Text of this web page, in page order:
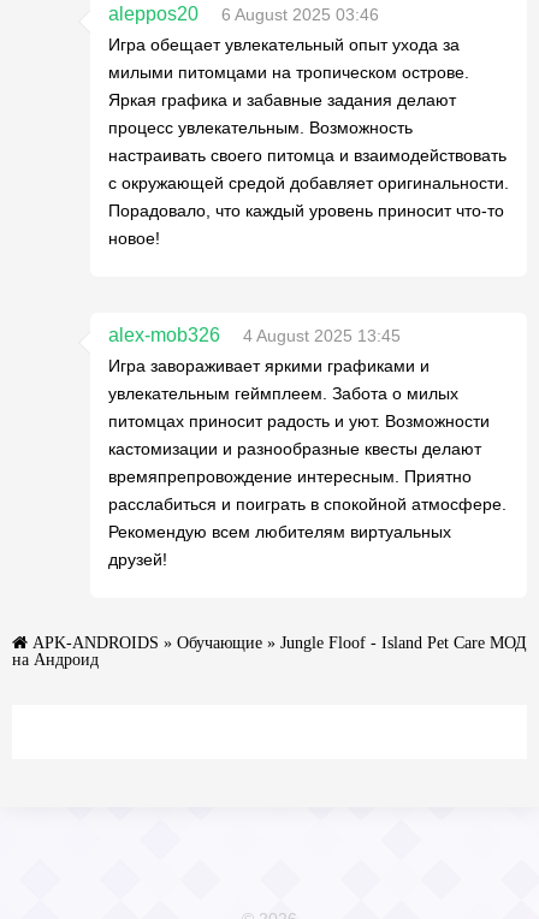
aleppos20
6 August 2025 03:46
Игра обещает увлекательный опыт ухода за
милыми питомцами на тропическом острове.
Яркая графика и забавные задания делают
процесс увлекательным. Возможность
настраивать своего питомца и взаимодействовать
с окружающей средой добавляет оригинальности.
Порадовало, что каждый уровень приносит что-то
новое!
alex-mob326
4 August 2025 13:45
Игра завораживает яркими графиками и
увлекательным геймплеем. Забота о милых
питомцах приносит радость и уют. Возможности
кастомизации и разнообразные квесты делают
времяпрепровождение интересным. Приятно
расслабиться и поиграть в спокойной атмосфере.
Рекомендую всем любителям виртуальных
друзей!
APK-ANDROIDS » Обучающие » Jungle Floof - Island Pet Care МОД
на Андроид